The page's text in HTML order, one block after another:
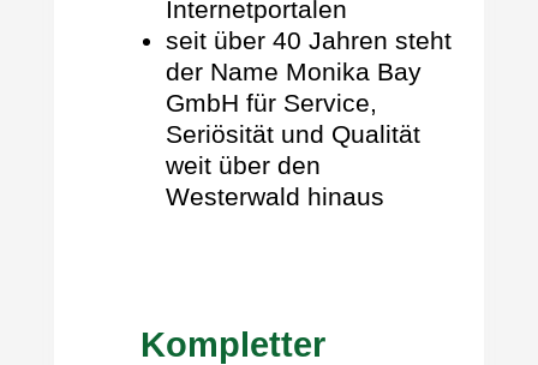
Internetportalen
seit über 40 Jahren steht
der Name Monika Bay
GmbH für Service,
Seriösität und Qualität
weit über den
Westerwald hinaus
Kompletter